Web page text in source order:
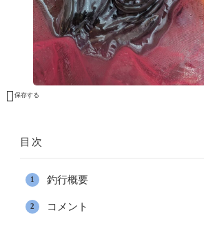
 保存する
目次
釣行概要
コメント